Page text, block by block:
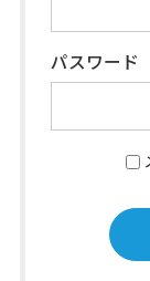
パスワード